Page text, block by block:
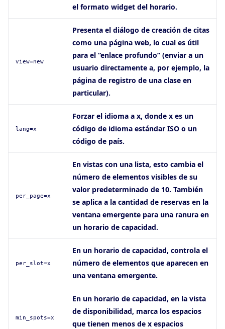
el formato widget del horario.
view=new
Presenta el diálogo de creación de citas
como una página web, lo cual es útil
para el “enlace profundo” (enviar a un
usuario directamente a, por ejemplo, la
página de registro de una clase en
particular).
lang=x
Forzar el idioma a x, donde x es un
código de idioma estándar ISO o un
código de país.
per_page=x
En vistas con una lista, esto cambia el
número de elementos visibles de su
valor predeterminado de 10. También
se aplica a la cantidad de reservas en la
ventana emergente para una ranura en
un horario de capacidad.
per_slot=x
En un horario de capacidad, controla el
número de elementos que aparecen en
una ventana emergente.
min_spots=x
En un horario de capacidad, en la vista
de disponibilidad, marca los espacios
que tienen menos de x espacios